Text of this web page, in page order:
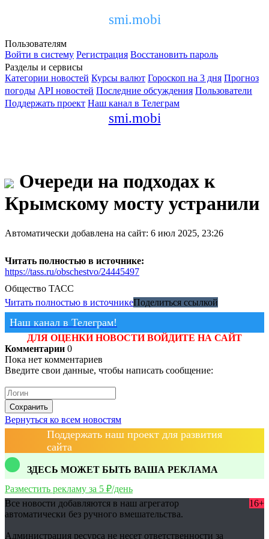
smi.mobi
Пользователям
Войти в систему Регистрация Восстановить пароль
Разделы и сервисы
Категории новостей Курсы валют Гороскоп на 3 дня Прогноз
погоды API новостей Последние обсуждения Пользователи
Поддержать проект Наш канал в Телеграм
smi.mobi
Очереди на подходах к
Крымскому мосту устранили
Автоматически добавлена на сайт: 6 июл 2025, 23:26
Читать полностью в источнике:
https://tass.ru/obschestvo/24445497
Общество ТАСС
Читать полностью в источникеПоделиться ссылкой
Наш канал в Телеграм!
ДЛЯ ОЦЕНКИ НОВОСТИ ВОЙДИТЕ НА САЙТ
Комментарии 0
Пока нет комментариев
Введите свои данные, чтобы написать сообщение:
Сохранить
Вернуться ко всем новостям
Поддержать наш проект для развития
сайта
ЗДЕСЬ МОЖЕТ БЫТЬ ВАША РЕКЛАМА
Разместить рекламу за 5 ₽/день
Все новости добавляются в наш агрегатор
автоматически без ручного вмешательства.
16+
Администрация ресурса не несет ответственности за